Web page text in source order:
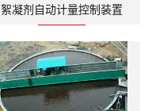
絮凝剂自动计量控制装置